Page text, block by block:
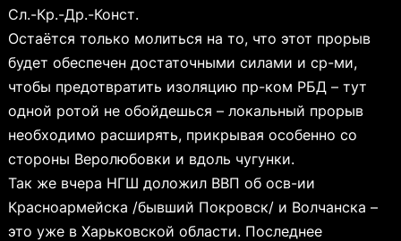
Сл.-Кр.-Др.-Конст.
Остаётся только молиться на то, что этот прорыв
будет обеспечен достаточными силами и ср-ми,
чтобы предотвратить изоляцию пр-ком РБД – тут
одной ротой не обойдешься – локальный прорыв
необходимо расширять, прикрывая особенно со
стороны Веролюбовки и вдоль чугунки.
Так же вчера НГШ доложил ВВП об осв-ии
Красноармейска /бывший Покровск/ и Волчанска –
это уже в Харьковской области. Последнее